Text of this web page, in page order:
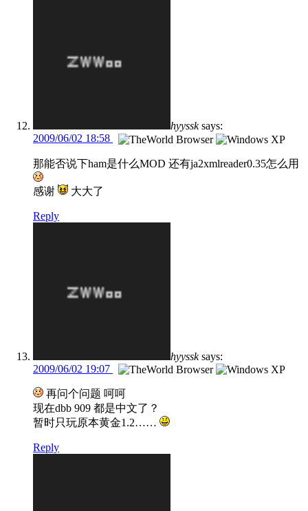
hyyssk says:
2009/06/02 18:58
那能否说下ham是什么MOD 还有ja2xmlreader0.35怎么用
感谢 大大了
Reply
hyyssk says:
2009/06/02 19:07
再问个问题 呵呵
现在dbb 909 都是中文了？
暂时只玩原本黄金1.2……
Reply